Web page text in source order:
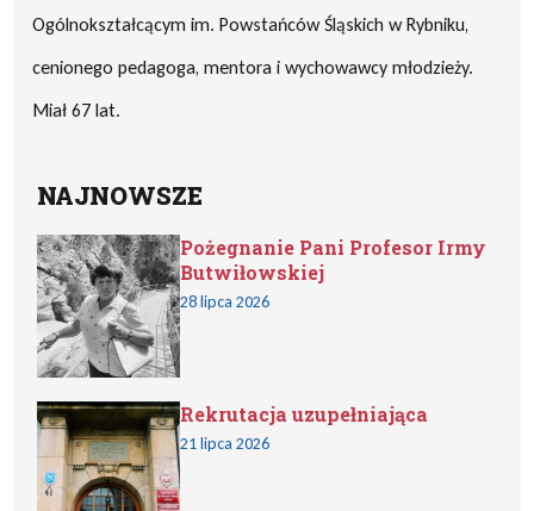
Ogólnokształcącym im. Powstańców Śląskich w Rybniku,
cenionego pedagoga, mentora i wychowawcy młodzieży.
Miał 67 lat.
NAJNOWSZE
Pożegnanie Pani Profesor Irmy
Butwiłowskiej
28 lipca 2026
Rekrutacja uzupełniająca
21 lipca 2026